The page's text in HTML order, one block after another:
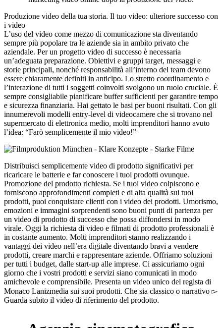
Produzione video della tua storia. Il tuo video: ulteriore successo con
i video
L’uso del video come mezzo di comunicazione sta diventando
sempre più popolare tra le aziende sia in ambito privato che
aziendale. Per un progetto video di successo è necessaria
un’adeguata preparazione. Obiettivi e gruppi target, messaggi e
storie principali, nonché responsabilità all’interno del team devono
essere chiaramente definiti in anticipo. Lo stretto coordinamento e
l’interazione di tutti i soggetti coinvolti svolgono un ruolo cruciale. È
sempre consigliabile pianificare buffer sufficienti per garantire tempo
e sicurezza finanziaria. Hai gettato le basi per buoni risultati. Con gli
innumerevoli modelli entry-level di videocamere che si trovano nel
supermercato di elettronica medio, molti imprenditori hanno avuto
l’idea: “Farò semplicemente il mio video!”
Distribuisci semplicemente video di prodotto significativi per
ricaricare le batterie e far conoscere i tuoi prodotti ovunque.
Promozione del prodotto richiesta. Se i tuoi video colpiscono e
forniscono approfondimenti completi e di alta qualità sui tuoi
prodotti, puoi conquistare clienti con i video dei prodotti. Umorismo,
emozioni e immagini sorprendenti sono buoni punti di partenza per
un video di prodotto di successo che possa diffondersi in modo
virale. Oggi la richiesta di video e filmati di prodotto professionali è
in costante aumento. Molti imprenditori stanno realizzando i
vantaggi dei video nell’era digitale diventando bravi a vendere
prodotti, creare marchi e rappresentare aziende. Offriamo soluzioni
per tutti i budget, dalle start-up alle imprese. Ci assicuriamo ogni
giorno che i vostri prodotti e servizi siano comunicati in modo
amichevole e comprensibile. Presenta un video unico del regista di
Monaco Lanizmedia sui suoi prodotti. Che sia classico o narrativo ▻
Guarda subito il video di riferimento del prodotto.